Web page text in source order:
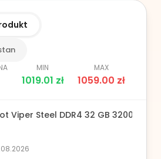
MIN
1019.01 zł
MAX
1059.00 zł
Viper Steel DDR4 32 GB 3200MHz